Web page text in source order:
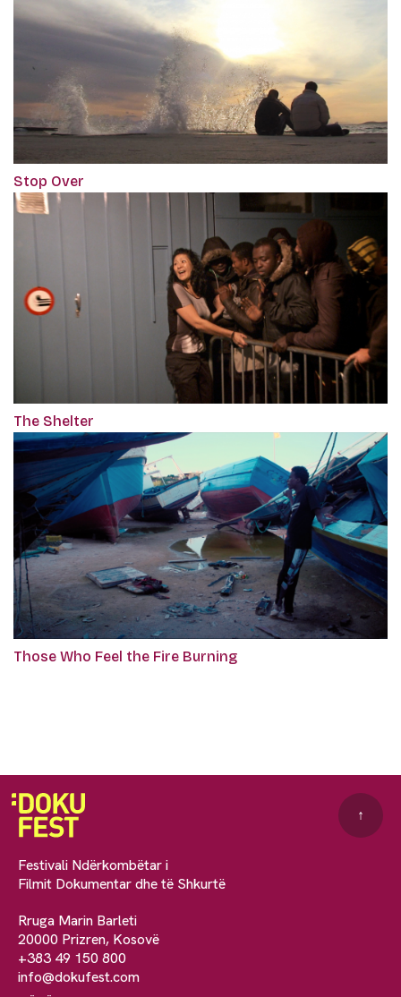
Stop Over
The Shelter
Those Who Feel the Fire Burning
Festivali Ndërkombëtar i
Filmit Dokumentar dhe të Shkurtë
Rruga Marin Barleti
20000 Prizren, Kosovë
+383 49 150 800
info@dokufest.com
↑